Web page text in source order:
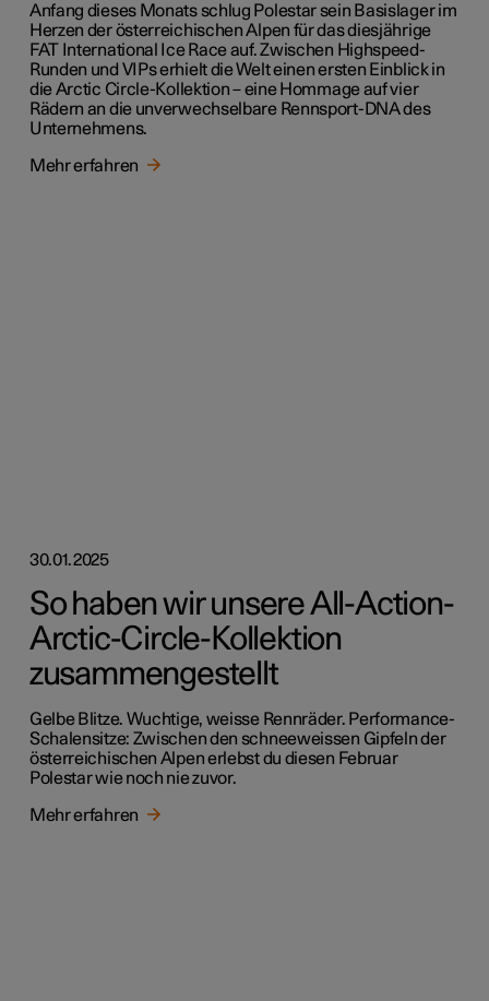
Anfang dieses Monats schlug Polestar sein Basislager im
Herzen der österreichischen Alpen für das diesjährige
FAT International Ice Race auf. Zwischen Highspeed-
Runden und VIPs erhielt die Welt einen ersten Einblick in
die Arctic Circle-Kollektion – eine Hommage auf vier
Rädern an die unverwechselbare Rennsport-DNA des
Unternehmens.
Mehr erfahren
30.01.2025
So haben wir unsere All-Action-
Arctic-Circle-Kollektion
zusammengestellt
Gelbe Blitze. Wuchtige, weisse Rennräder. Performance-
Schalensitze: Zwischen den schneeweissen Gipfeln der
österreichischen Alpen erlebst du diesen Februar
Polestar wie noch nie zuvor.
Mehr erfahren